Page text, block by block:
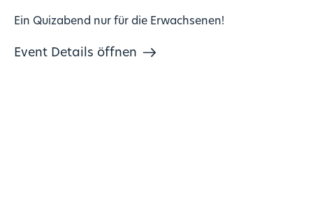
Ein Quizabend nur für die Erwachsenen!
Event Details öffnen